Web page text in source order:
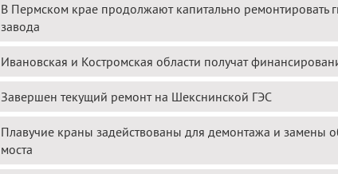
В Пермском крае продолжают капитально ремонтировать
завода
Ивановская и Костромская области получат
Завершен текущий ремонт на Шекснинской ГЭС
Плавучие краны задействованы для демонтажа и замены
моста